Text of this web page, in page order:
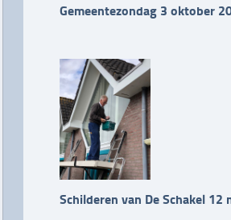
Gemeentezondag 3 oktober
Schilderen van De Schakel 12